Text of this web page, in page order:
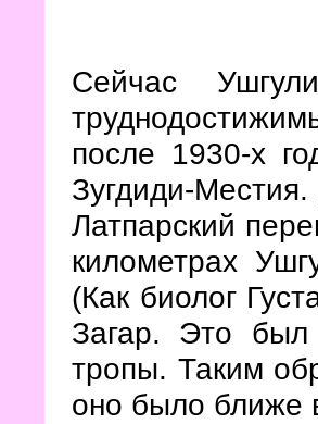
Сейчас
после 1930-х
Зугдиди-
Латпарский
километрах
(Как биолог
Загар. Это был
тропы. Таким
оно было ближе